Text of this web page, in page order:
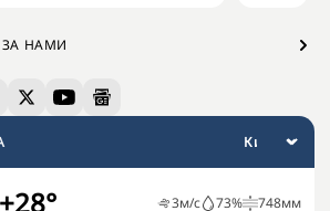
НАМИ
+28° 3м/с 73% 748мм